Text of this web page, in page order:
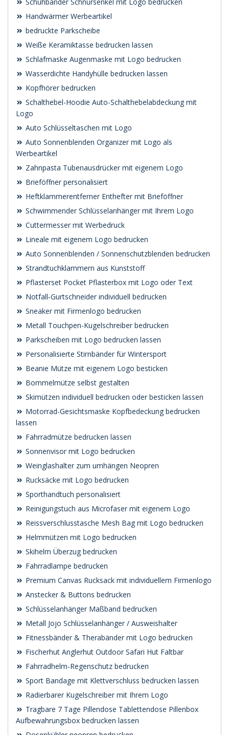
Handwärmer Werbeartikel
bedruckte Parkscheibe
Weiße Keramiktasse bedrucken lassen
Schlafmaske Augenmaske mit Logo bedrucken
Wasserdichte Handyhülle bedrucken lassen
Kopfhörer bedrucken
Schalthebel-Hoodie Auto-Schalthebelabdeckung mit
Logo
Auto Schlüsseltaschen mit Logo
Auto Sonnenblenden Organizer mit Logo als
Werbeartikel
Zahnpasta Tubenausdrücker mit eigenem Logo
Brieföffner personalisiert
Heftklammerentferner Enthefter mit Brieföffner
Schwimmender Schlüsselanhänger mit Ihrem Logo
Cuttermesser mit Werbedruck
Lineale mit eigenem Logo bedrucken
Auto Sonnenblenden / Sonnenschutzblenden bedrucken
Strandtuchklammern aus Kunststoff
Pflasterset Pocket Pflasterbox mit Logo oder Text
Notfall‑Gurtschneider individuell bedrucken
Sneaker mit Firmenlogo bedrucken
Metall Touchpen-Kugelschreiber bedrucken
Parkscheiben mit Logo bedrucken lassen
Personalisierte Stirnbänder für Wintersport
Beanie Mütze mit eigenem Logo besticken
Bommelmütze selbst gestalten
Skimützen individuell bedrucken oder besticken lassen
Motorrad-Gesichtsmaske Kopfbedeckung bedrucken
lassen
Fahrradmütze bedrucken lassen
Sonnenvisor mit Logo bedrucken
Weinglashalter zum umhängen Neopren
Rucksäcke mit Logo bedrucken
Sporthandtuch personalisiert
Reinigungstuch aus Microfaser mit eigenem Logo
Reissverschlusstasche Mesh Bag mit Logo bedrucken
Helmmützen mit Logo bedrucken
Skihelm Überzug bedrucken
Fahrradlampe bedrucken
Premium Canvas Rucksack mit individuellem Firmenlogo
Anstecker & Buttons bedrucken
Schlüsselanhänger Maßband bedrucken
Metall Jojo Schlüsselanhänger / Ausweishalter
Fitnessbänder & Therabänder mit Logo bedrucken
Fischerhut Anglerhut Outdoor Safari Hut Faltbar
Fahrradhelm-Regenschutz bedrucken
Sport Bandage mit Klettverschluss bedrucken lassen
Radierbarer Kugelschreiber mit Ihrem Logo
Tragbare 7 Tage Pillendose Tablettendose Pillenbox
Aufbewahrungsbox bedrucken lassen